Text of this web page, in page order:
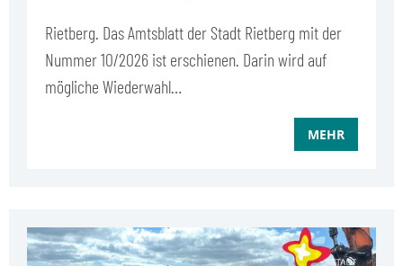
Rietberg. Das Amtsblatt der Stadt Rietberg mit der
Nummer 10/2026 ist erschienen. Darin wird auf
mögliche Wiederwahl…
MEHR